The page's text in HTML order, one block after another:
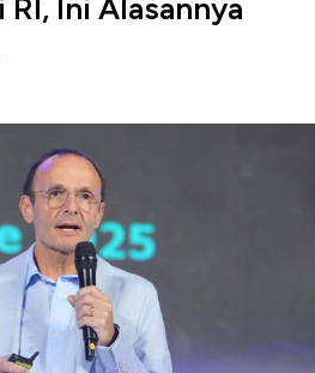
Ini Alasannya